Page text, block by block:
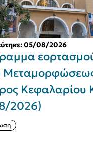
Ιερού
του
Κηφισιάς